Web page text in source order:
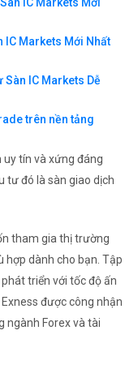
IC Markets Mới Nhất
Sàn IC Markets Dễ
trên nền tảng
tín và xứng đáng
tư đó là sàn giao dịch
tham gia thị trường
hợp dành cho bạn. Tập
triển với tốc độ ấn
được công nhận
ngành Forex và tài